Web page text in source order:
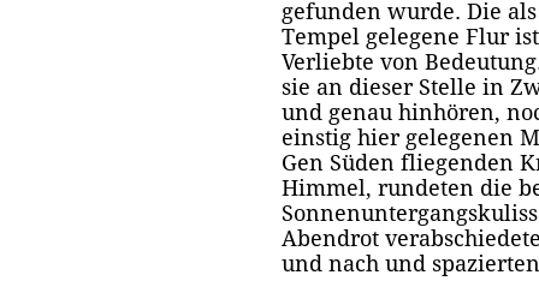
gefunden wurde. Die
Tempel gelegene Flur
Verliebte von
sie an dieser Stelle in
und genau hinhören,
einstig hier gelegenen
Gen Süden fliegenden
Himmel, rundeten die
Abendrot
und nach und